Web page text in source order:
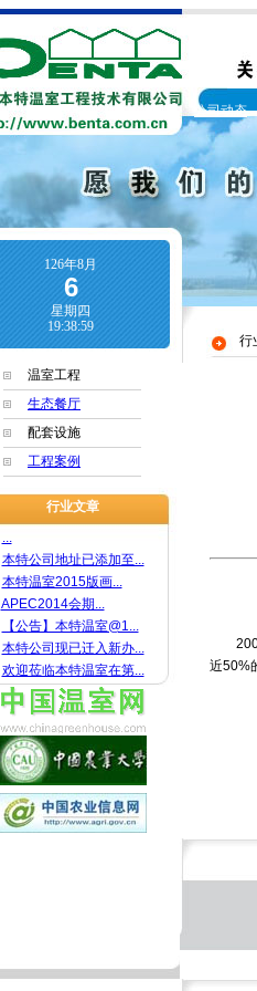
公司动态
126年8月
6
星期四
19:38:59
行
温室工程
生态餐厅
配套设施
工程案例
行业文章
...
本特公司地址已添加至...
本特温室2015版画...
APEC2014会期...
【公告】本特温室@1...
本特公司现已迁入新办...
欢迎莅临本特温室在第...
2006
近50%